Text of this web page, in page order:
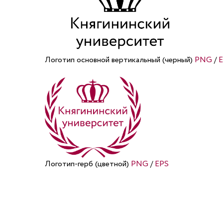
Логотип основной вертикальный (черный) PNG /
Логотип-герб (цветной) PNG /EPS